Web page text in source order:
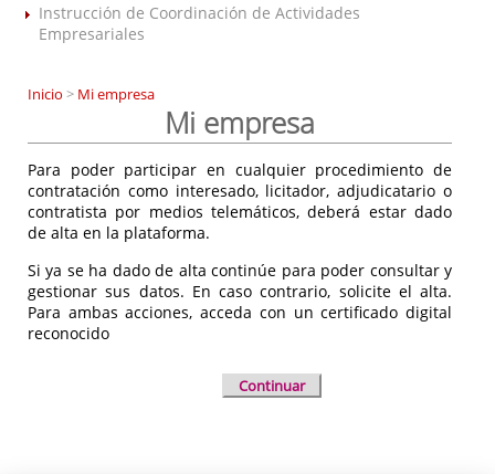
Instrucción de Coordinación de Actividades
Empresariales
Inicio > Mi empresa
Mi empresa
Para poder participar en cualquier procedimiento de
contratación como interesado, licitador, adjudicatario o
contratista por medios telemáticos, deberá estar dado
de alta en la plataforma.
Si ya se ha dado de alta continúe para poder consultar y
gestionar sus datos. En caso contrario, solicite el alta.
Para ambas acciones, acceda con un certificado digital
reconocido
Continuar